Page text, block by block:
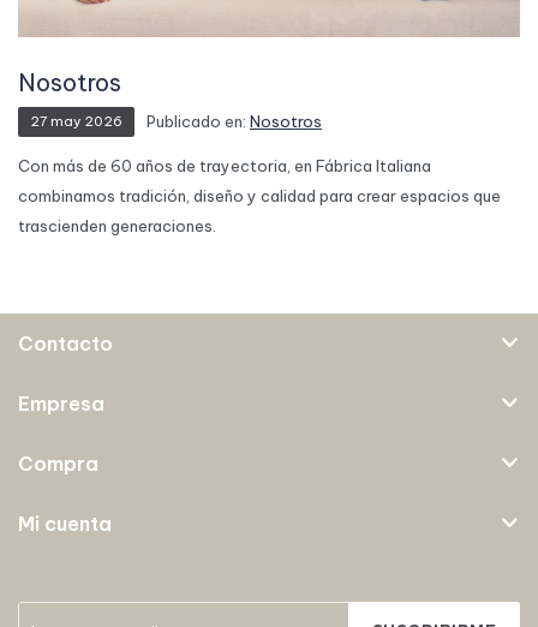
Nosotros
27 may 2026 Publicado en: Nosotros
Con más de 60 años de trayectoria, en Fábrica Italiana
combinamos tradición, diseño y calidad para crear espacios que
trascienden generaciones.
Contacto
Empresa
Compra
Mi cuenta